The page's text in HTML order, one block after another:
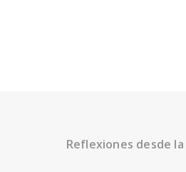
Reflexiones desde